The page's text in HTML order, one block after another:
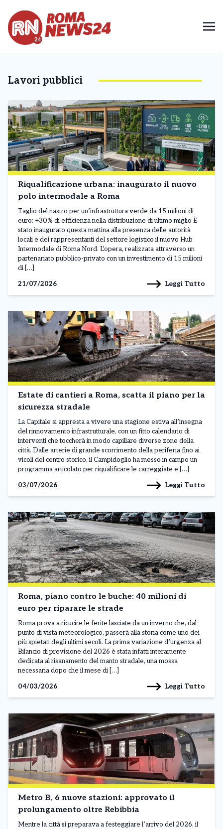
Lavori pubblici
Riqualificazione urbana: inaugurato il nuovo
polo intermodale a Roma
Taglio del nastro per un’infrastruttura verde da 15 milioni di
euro: +30% di efficienza nella distribuzione di ultimo miglio È
stato inaugurato questa mattina alla presenza delle autorità
locali e dei rappresentanti del settore logistico il nuovo Hub
Intermodale di Roma Nord. L’opera, realizzata attraverso un
partenariato pubblico-privato con un investimento di 15 milioni
di […]
21/07/2026
Leggi Tutto
Estate di cantieri a Roma, scatta il piano per la
sicurezza stradale
La Capitale si appresta a vivere una stagione estiva all’insegna
del rinnovamento infrastrutturale, con un fitto calendario di
interventi che toccherà in modo capillare diverse zone della
città. Dalle arterie di grande scorrimento della periferia fino ai
vicoli del centro storico, il Campidoglio ha messo in campo un
programma articolato per riqualificare le carreggiate e […]
03/07/2026
Leggi Tutto
Roma, piano contro le buche: 40 milioni di
euro per riparare le strade
Roma prova a ricucire le ferite lasciate da un inverno che, dal
punto di vista meteorologico, passerà alla storia come uno dei
più spietati degli ultimi secoli. La prima variazione d’urgenza al
Bilancio di previsione del 2026 è stata infatti interamente
dedicata al risanamento del manto stradale, una mossa
necessaria dopo che il mese di […]
04/03/2026
Leggi Tutto
Metro B, 6 nuove stazioni: approvato il
prolungamento oltre Rebibbia
Mentre la città si preparava a festeggiare l’arrivo del 2026, il